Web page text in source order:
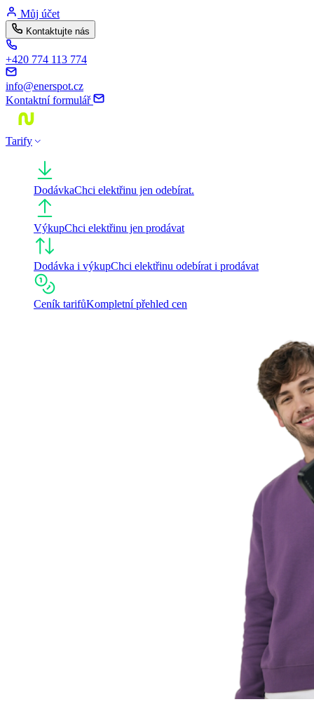
Skip
to
content
Můj účet
Kontaktujte nás
+420 774 113 774
info@enerspot.cz
Kontaktní formulář
Tarify
DodávkaChci elektřinu jen odebírat.
VýkupChci elektřinu jen prodávat
Dodávka i výkupChci elektřinu odebírat i prodávat
Ceník tarifůKompletní přehled cen